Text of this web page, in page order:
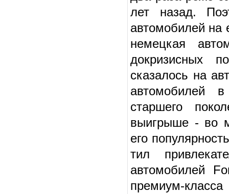
лет назад.
автомобилей на
немецкая
докризисных
сказалось на
автомобилей
старшего
выигрыше - во
его
тил
автомобилей
премиум-